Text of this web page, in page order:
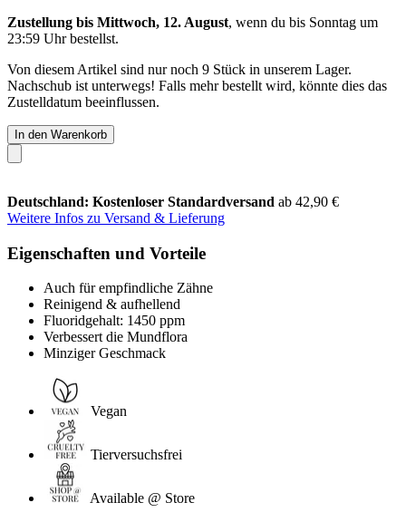
Zustellung bis Mittwoch, 12. August, wenn du bis Sonntag um
23:59 Uhrbestellst.
Von diesem Artikel sind nur noch 9 Stück in unserem Lager.
Nachschub ist unterwegs! Falls mehr bestellt wird, könnte dies das
Zustelldatum beeinflussen.
In den Warenkorb
Deutschland: Kostenloser Standardversand ab 42,90 €
Weitere Infos zu Versand & Lieferung
Eigenschaften und Vorteile
Auch für empfindliche Zähne
Reinigend & aufhellend
Fluoridgehalt: 1450 ppm
Verbessert die Mundflora
Minziger Geschmack
Vegan
Tierversuchsfrei
Available @ Store